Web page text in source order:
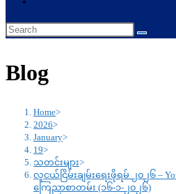
Blog
Home>
2026>
January>
19>
သတင်းများ>
လူငယ်ငြိမ်းချမ်းရေးဖိုရမ် ၂၀၂၆ –
ကြေညာစာတမ်း (၁၆-၁-၂၀၂၆)